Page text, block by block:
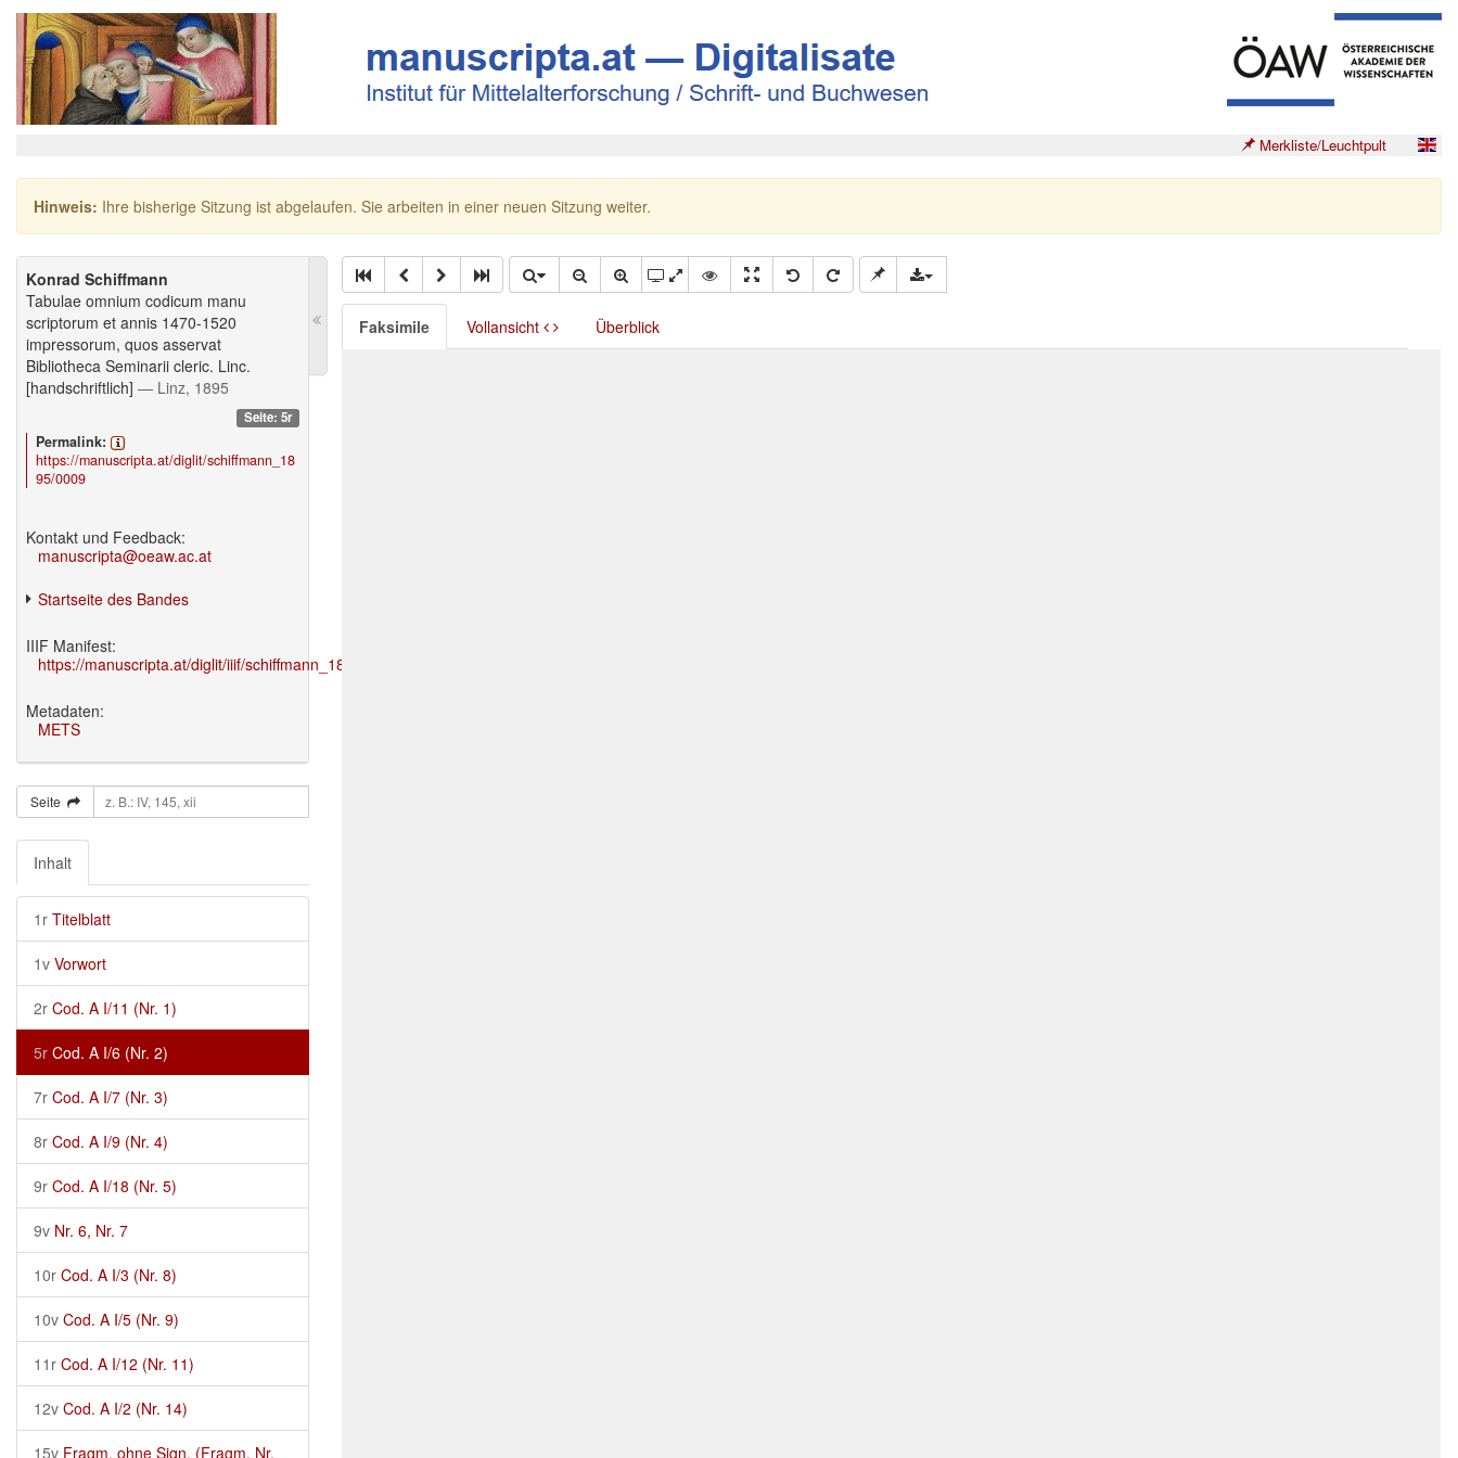
Merkliste/Leuchtpult
Hinweis: Ihre bisherige Sitzung ist abgelaufen. Sie arbeiten in einer neuen Sitzung weiter.
Konrad Schiffmann
Tabulae omnium codicum manu
scriptorum et annis 1470-1520
impressorum, quos asservat
Bibliotheca Seminarii cleric. Linc.
[handschriftlich] — Linz, 1895
Seite: 5r
Permalink:
https://manuscripta.at/diglit/schiffmann_18
95/0009
Kontakt und Feedback:
manuscripta@oeaw.ac.at
Startseite des Bandes
IIIF Manifest:
https://manuscripta.at/diglit/iiif/schiffmann_1895/manifest.json
Metadaten:
METS
Seite
Inhalt
1r Titelblatt
1v Vorwort
2r Cod. A I/11 (Nr. 1)
5r Cod. A I/6 (Nr. 2)
7r Cod. A I/7 (Nr. 3)
8r Cod. A I/9 (Nr. 4)
9r Cod. A I/18 (Nr. 5)
9v Nr. 6, Nr. 7
10r Cod. A I/3 (Nr. 8)
10v Cod. A I/5 (Nr. 9)
11r Cod. A I/12 (Nr. 11)
12v Cod. A I/2 (Nr. 14)
15v Fragm. ohne Sign. (Fragm. Nr.
Faksimile Vollansicht Überblick